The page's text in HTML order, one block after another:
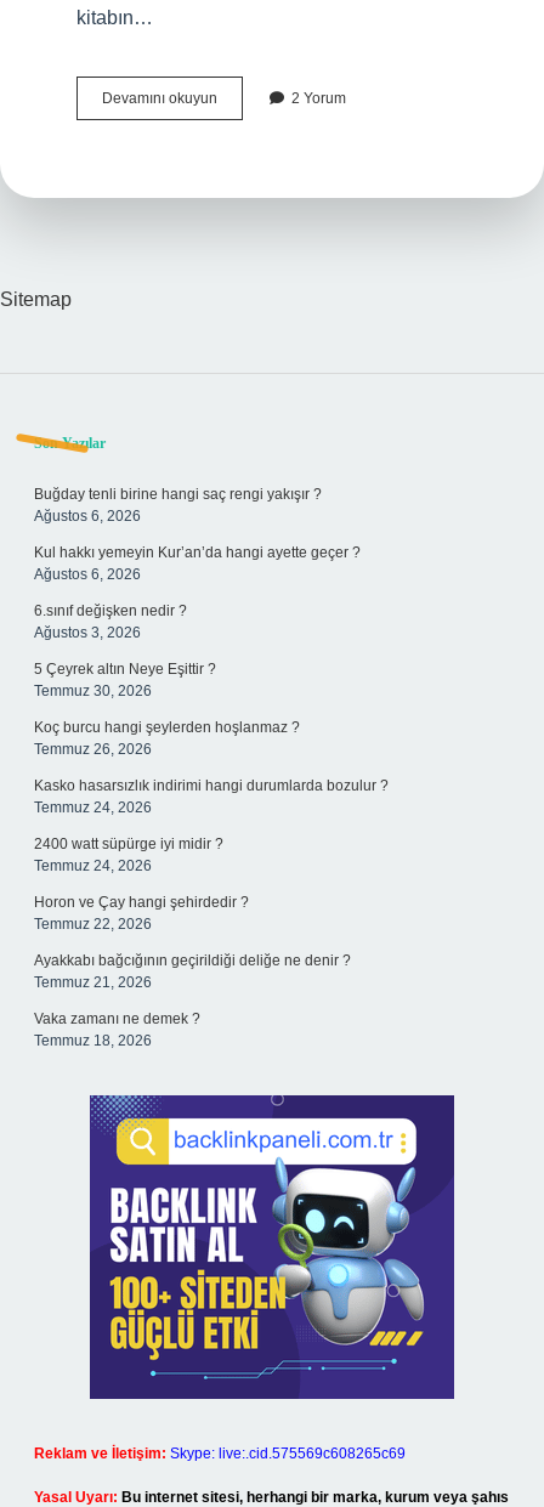
kitabın…
Devamını okuyun
Kitap
2 Yorum
Sitemap
Sidebar
Son Yazılar
Buğday tenli birine hangi saç rengi yakışır ?
Ağustos 6, 2026
Kul hakkı yemeyin Kur’an’da hangi ayette geçer ?
Ağustos 6, 2026
6.sınıf değişken nedir ?
Ağustos 3, 2026
5 Çeyrek altın Neye Eşittir ?
Temmuz 30, 2026
Koç burcu hangi şeylerden hoşlanmaz ?
Temmuz 26, 2026
Kasko hasarsızlık indirimi hangi durumlarda bozulur ?
Temmuz 24, 2026
2400 watt süpürge iyi midir ?
Temmuz 24, 2026
Horon ve Çay hangi şehirdedir ?
Temmuz 22, 2026
Ayakkabı bağcığının geçirildiği deliğe ne denir ?
Temmuz 21, 2026
Vaka zamanı ne demek ?
Temmuz 18, 2026
Reklam ve İletişim: Skype: live:.cid.575569c608265c69
Yasal Uyarı: Bu internet sitesi, herhangi bir marka, kurum veya şahıs